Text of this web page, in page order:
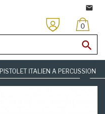
0
PISTOLET ITALIEN A PERCUSSION